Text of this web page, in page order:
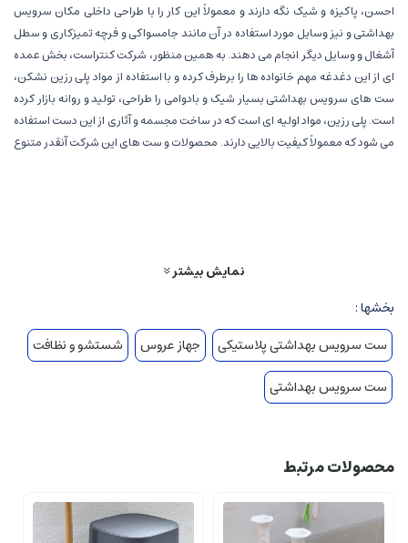
احسن، پاکیزه و شیک نگه دارند و معمولاً این کار را با طراحی داخلی مکان سرویس
بهداشتی و نیز وسایل مورد استفاده در آن مانند جامسواکی و فرچه تمیزکاری و سطل
آشغال و وسایل دیگر انجام می دهند. به همین منظور، شرکت کنتراست، بخش عمده
ای از این دغدغه مهم خانواده ها را برطرف کرده و با استفاده از مواد پلی رزین نشکن،
ست های سرویس بهداشتی بسیار شیک و بادوامی را طراحی، تولید و روانه بازار کرده
است. پلی رزین، مواد اولیه ای است که در ساخت مجسمه و آثاری از این دست استفاده
می شود که معمولاً کیفیت بالایی دارند. محصولات و ست های این شرکت آنقدر متنوع
نمایش بیشتر
بخشها :
ست سرویس بهداشتی پلاستیکی
جهاز عروس
شستشو و نظافت
ست سرویس بهداشتی
محصولات مرتبط